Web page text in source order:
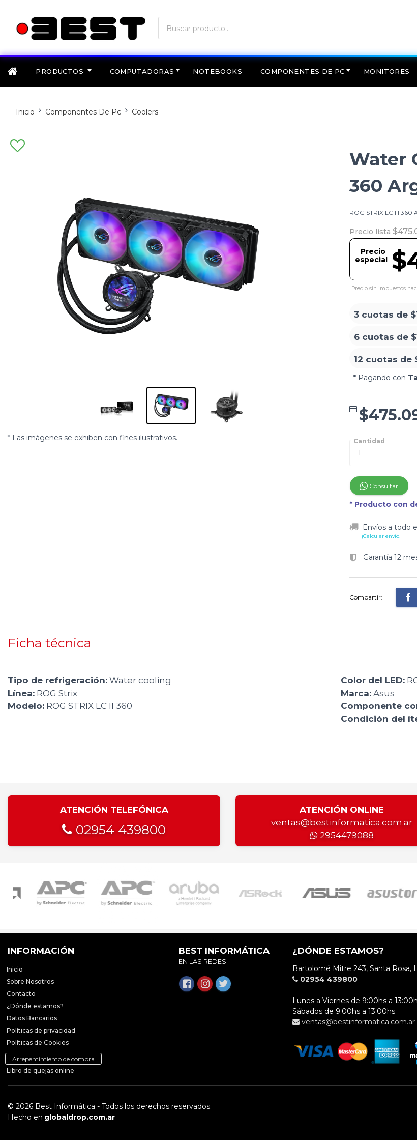
PRODUCTOS COMPUTADORAS NOTEBOOKS COMPONENTES DE PC MONITORES
Inicio Componentes De Pc Coolers
* Las imágenes se exhiben con fines ilustrativos.
Water
360
ROG STRIX LC III 360
Precio lista
Precio
especial
Precio sin impuestos
3 cuotas de
6 cuotas de
12 cuotas de
* Pagando con
Cantidad
Consultar
* Producto con
Envíos a todo
¡Calcular envío!
Garantía 12
Compartir:
Ficha técnica
Tipo de refrigeración: Water cooling
Línea: ROG Strix
Modelo: ROG STRIX LC II 360
Color del LED:
Marca:Asus
Componente
Condición del
ATENCIÓN TELEFÓNICA
02954 439800
ATENCIÓN ONLINE
ventas@bestinformatica.com.ar
2954479088
INFORMACIÓN
Inicio
Sobre Nosotros
Contacto
¿Dónde estamos?
Datos Bancarios
Políticas de privacidad
Políticas de Cookies
Arrepentimiento de compra
Libro de quejas online
BEST INFORMÁTICA
EN LAS REDES
¿DÓNDE ESTAMOS?
Bartolomé Mitre 243, Santa Rosa,
02954 439800
Lunes a Viernes de 9:00hs a
Sábados de 9:00hs a 13:00hs
ventas@bestinformatica.com.ar
© 2026 Best Informática - Todos los derechos reservados.
Hecho en globaldrop.com.ar